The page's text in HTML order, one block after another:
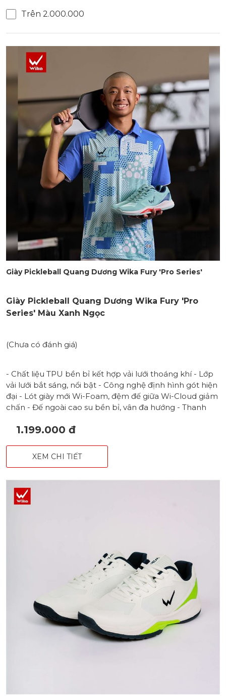
Trên 2.000.000
Giày Pickleball Quang Dương Wika Fury 'Pro Series'
Giày Pickleball Quang Dương Wika Fury 'Pro
Series' Màu Xanh Ngọc
(Chưa có đánh giá)
- Chất liệu TPU bền bỉ kết hợp vải lưới thoáng khí - Lớp
vải lưới bắt sáng, nổi bật - Công nghệ định hình gót hiện
đại - Lót giày mới Wi-Foam, đệm đế giữa Wi-Cloud giảm
chấn - Đế ngoài cao su bền bỉ, vân đa hướng - Thanh
Form chắc chắn và ổn định, phù hợp với cả nam & nữ
1.199.000 đ
XEM CHI TIẾT